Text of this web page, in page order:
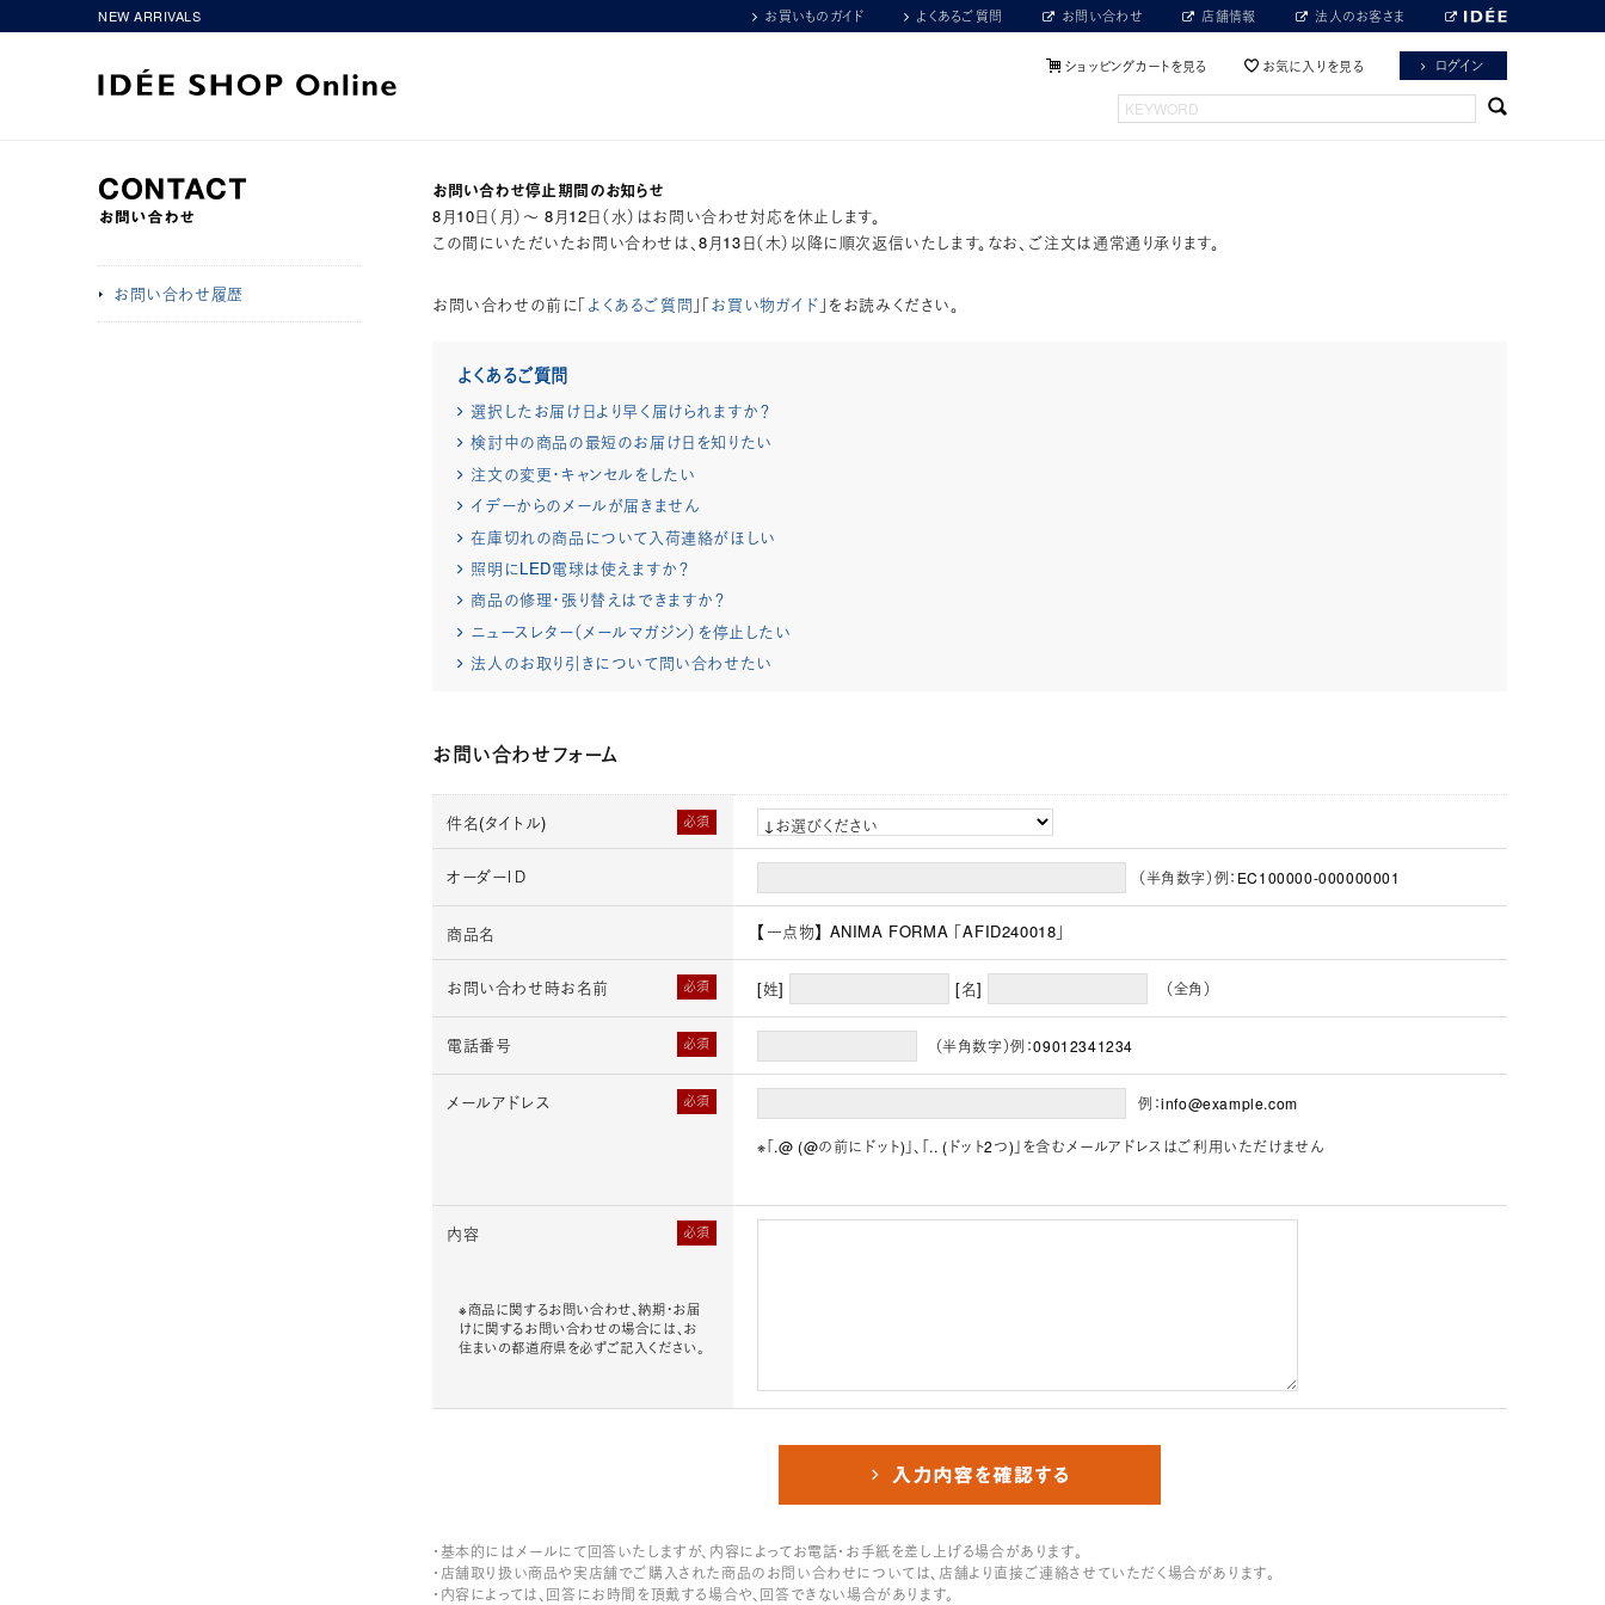
NEW ARRIVALS お買いものガイド よくあるご質問 お問い合わせ 店舗情報 法人のお客さま
ショッピングカートを見る お気に入りを見る ログイン
お問い合わせ履歴
お問い合わせ停止期間のお知らせ
8月10日（月）～ 8月12日（水）はお問い合わせ対応を休止します。
この間にいただいたお問い合わせは、8月13日（木）以降に順次返信いたします。なお、ご注文は通常通り承ります。
お問い合わせの前に「よくあるご質問 」「お買い物ガイド 」をお読みください。
よくあるご質問
選択したお届け日より早く届けられますか？
検討中の商品の最短のお届け日を知りたい
注文の変更・キャンセルをしたい
イデーからのメールが届きません
在庫切れの商品について入荷連絡がほしい
照明にLED電球は使えますか？
商品の修理・張り替えはできますか？
ニュースレター（メールマガジン）を停止したい
法人のお取り引きについて問い合わせたい
お問い合わせフォーム
必須
件名(タイトル)
オーダーＩＤ （半角数字）例：EC100000-000000001
商品名 【一点物】 ANIMA FORMA 「AFID240018」
必須
お問い合わせ時お名前 [姓] [名] （全角）
必須
電話番号 （半角数字）例：09012341234
必須
メールアドレス 例：info@example.com
※「.@ (@の前にドット)」、「.. (ドット2つ)」を含むメールアドレスはご利用いただけません
必須
内容
※商品に関するお問い合わせ、納期・お届
けに関するお問い合わせの場合には、お
住まいの都道府県を必ずご記入ください。
・基本的にはメールにて回答いたしますが、内容によってお電話・お手紙を差し上げる場合があります。
・店舗取り扱い商品や実店舗でご購入された商品のお問い合わせについては、店舗より直接ご連絡させていただく場合があります。
・内容によっては、回答にお時間を頂戴する場合や、回答できない場合があります。